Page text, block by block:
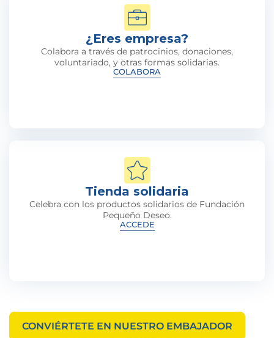
Tienda solidaria
Celebra con los productos solidarios de Fundación
Pequeño Deseo.
ACCEDE
¿Eres empresa?
Colabora a través de patrocinios, donaciones,
voluntariado, y otras formas solidarias.
COLABORA
CONVIÉRTETE EN NUESTRO EMBAJADOR